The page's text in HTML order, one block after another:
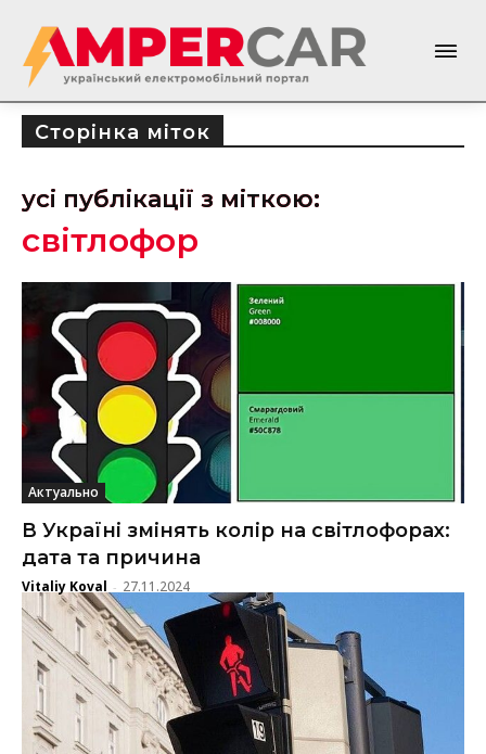
Сторінка міток
усі публікації з міткою:
світлофор
Актуально
В Україні змінять колір на світлофорах:
дата та причина
Vitaliy Koval - 27.11.2024